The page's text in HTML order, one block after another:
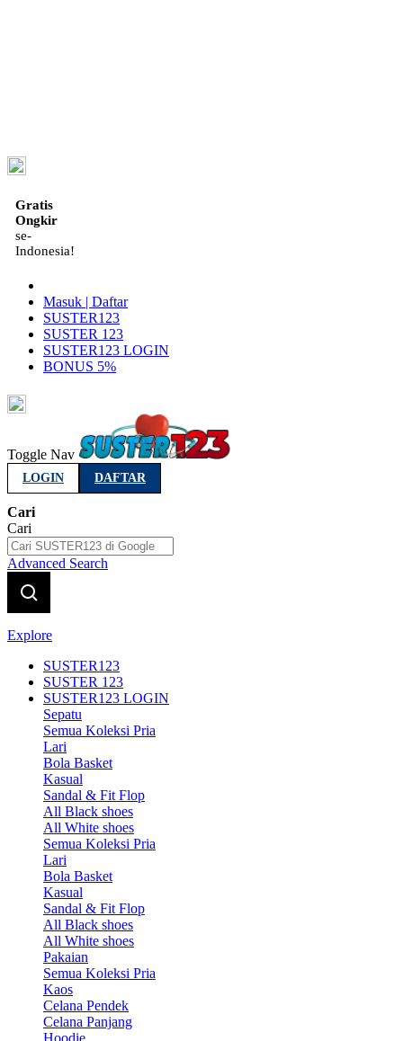
Gratis
Ongkir
se-
Indonesia!
Masuk | Daftar
SUSTER123
SUSTER 123
SUSTER123 LOGIN
BONUS 5%
Toggle Nav
LOGIN DAFTAR
Cari
Cari
Advanced Search
Explore
SUSTER123
SUSTER 123
SUSTER123 LOGIN
Sepatu
Semua Koleksi Pria
Lari
Bola Basket
Kasual
Sandal & Fit Flop
All Black shoes
All White shoes
Semua Koleksi Pria
Lari
Bola Basket
Kasual
Sandal & Fit Flop
All Black shoes
All White shoes
Pakaian
Semua Koleksi Pria
Kaos
Celana Pendek
Celana Panjang
Hoodie